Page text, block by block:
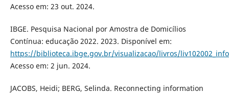
Acesso em: 23 out. 2024.
IBGE. Pesquisa Nacional por Amostra de Domicílios
Contínua: educação 2022. 2023. Disponível em:
https://biblioteca.ibge.gov.br/visualizacao/livros/
Acesso em: 2 jun. 2024.
JACOBS, Heidi; BERG, Selinda. Reconnecting information